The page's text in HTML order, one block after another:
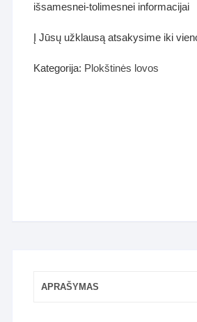
išsamesnei-tolimesnei informacijai
Į Jūsų užklausą atsakysime iki
Kategorija: Plokštinės lovos
APRAŠYMAS